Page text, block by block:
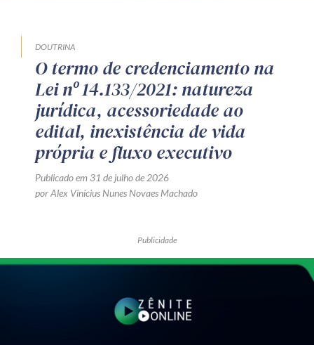
DOUTRINA
O termo de credenciamento na
Lei nº 14.133/2021: natureza
jurídica, acessoriedade ao
edital, inexistência de vida
própria e fluxo executivo
Publicado em 31 de julho de 2026
por Alex Vinicius Nunes Novaes Machado
Publicidade